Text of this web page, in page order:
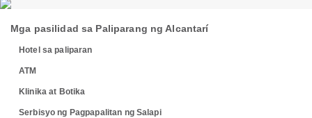
Mga pasilidad sa Paliparang ng Alcantarí
Hotel sa paliparan
ATM
Klinika at Botika
Serbisyo ng Pagpapalitan ng Salapi